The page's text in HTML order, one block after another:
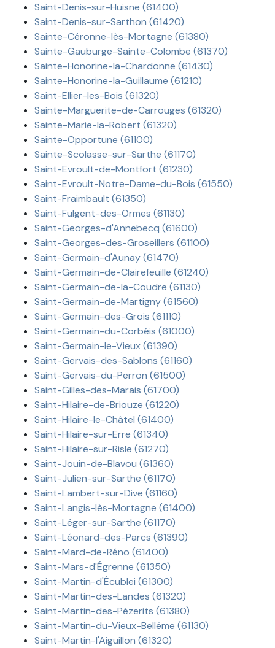
Saint-Denis-sur-Huisne (61400)
Saint-Denis-sur-Sarthon (61420)
Sainte-Céronne-lès-Mortagne (61380)
Sainte-Gauburge-Sainte-Colombe (61370)
Sainte-Honorine-la-Chardonne (61430)
Sainte-Honorine-la-Guillaume (61210)
Saint-Ellier-les-Bois (61320)
Sainte-Marguerite-de-Carrouges (61320)
Sainte-Marie-la-Robert (61320)
Sainte-Opportune (61100)
Sainte-Scolasse-sur-Sarthe (61170)
Saint-Evroult-de-Montfort (61230)
Saint-Evroult-Notre-Dame-du-Bois (61550)
Saint-Fraimbault (61350)
Saint-Fulgent-des-Ormes (61130)
Saint-Georges-d'Annebecq (61600)
Saint-Georges-des-Groseillers (61100)
Saint-Germain-d'Aunay (61470)
Saint-Germain-de-Clairefeuille (61240)
Saint-Germain-de-la-Coudre (61130)
Saint-Germain-de-Martigny (61560)
Saint-Germain-des-Grois (61110)
Saint-Germain-du-Corbéis (61000)
Saint-Germain-le-Vieux (61390)
Saint-Gervais-des-Sablons (61160)
Saint-Gervais-du-Perron (61500)
Saint-Gilles-des-Marais (61700)
Saint-Hilaire-de-Briouze (61220)
Saint-Hilaire-le-Châtel (61400)
Saint-Hilaire-sur-Erre (61340)
Saint-Hilaire-sur-Risle (61270)
Saint-Jouin-de-Blavou (61360)
Saint-Julien-sur-Sarthe (61170)
Saint-Lambert-sur-Dive (61160)
Saint-Langis-lès-Mortagne (61400)
Saint-Léger-sur-Sarthe (61170)
Saint-Léonard-des-Parcs (61390)
Saint-Mard-de-Réno (61400)
Saint-Mars-d'Égrenne (61350)
Saint-Martin-d'Écublei (61300)
Saint-Martin-des-Landes (61320)
Saint-Martin-des-Pézerits (61380)
Saint-Martin-du-Vieux-Bellême (61130)
Saint-Martin-l'Aiguillon (61320)